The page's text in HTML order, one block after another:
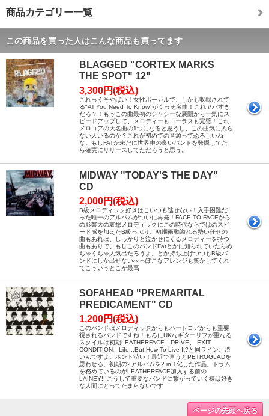
商品カテゴリー一覧
この商品を買った人はこんな商品も買ってます
BLAGGED "CORTEX MARKS
THE SPOT" 12"
3,300円(税込)
これっくそやばい！女性ボーカルで、しかも収録されて
る"All You Need To Know"がくっそ名曲！これヤバすぎ
だろ？！もうこの曲最初のジャジーな展開から一気にス
ピードアップして、メロディーもコーラスも完璧！これ
メロコアの大名曲の1つになると思うし、この曲気に入ら
ない人いるのか？これが初めての音源って恐ろしいね
な。もしFATが未だに世界中の良いバンドを発掘してた
ら確実にリリースしてただろうと思う。
MIDWAY "TODAY'S THE DAY"
CD
2,000円(税込)
B級メロディック好きはこいつも逃せない！入手困難だ
った唯一のアルバムがついに再発！FACE TO FACEから
の影響大の哀愁メロディックにこの時代ならではのスピ
ード感を加えたB級っぷり。初期衝動溢れる勢い任せの
曲もあれば、しっかりと泣かせにくるメロディーを持つ
曲もありで、もしこのバンドFatとかに知られていたらめ
ちゃくちゃ人気出たろうよ。とか持ち上げつつもB級バ
ンドにしか出せないへっぽこなアレンジも笑かしてくれ
てこういうとこが最高
SOFAHEAD "PREMARITAL
PREDICAMENT" CD
1,200円(税込)
このバンドはメロディックからもハードコアからも重要
視されるバンドですね！もろにUKなギターリフが重なる
スタイルは初期LEATHERFACE、DRIVE、 EXIT
CONDITION、Life...But How To Live It?と同ライン。渋
いんですよ。ホント渋い！最近で言うとPETROGLADを
思わせる。初期の2アルバムを2 in 1化した作品。ドラム
を務めているのがLEATHERFACE加入する前の
LAINEY!!!こうして重要なバンドに繋がっていく様は好き
な人間にとってたまらないです
ページの先頭へ戻る